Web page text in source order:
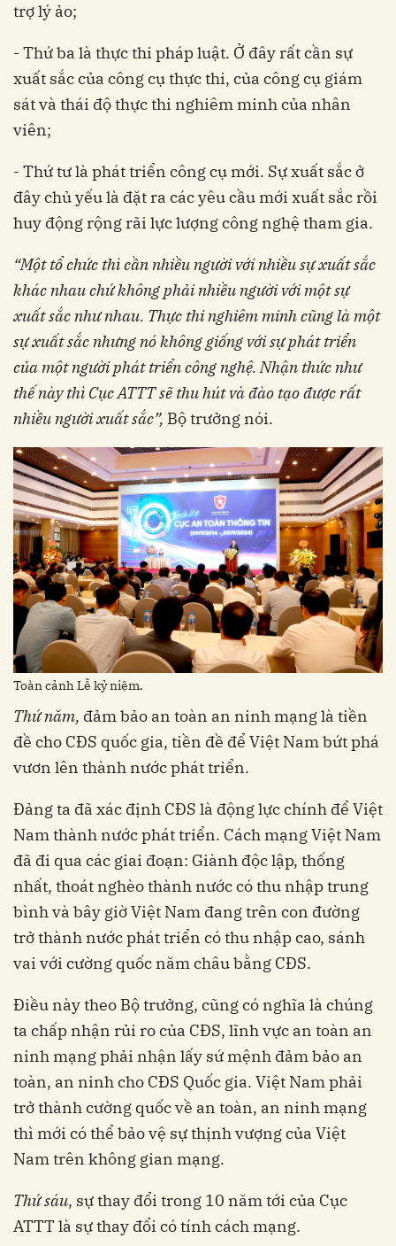
trợ lý ảo;
- Thứ ba là thực thi pháp luật. Ở đây rất cần sự
xuất sắc của công cụ thực thi, của công cụ giám
sát và thái độ thực thi nghiêm minh của nhân
viên;
- Thứ tư là phát triển công cụ mới. Sự xuất sắc ở
đây chủ yếu là đặt ra các yêu cầu mới xuất sắc rồi
huy động rộng rãi lực lượng công nghệ tham gia.
“Một tổ chức thì cần nhiều người với nhiều sự xuất sắc
khác nhau chứ không phải nhiều người với một sự
xuất sắc như nhau. Thực thi nghiêm minh cũng là một
sự xuất sắc nhưng nó không giống với sự phát triển
của một người phát triển công nghệ. Nhận thức như
thế này thì Cục ATTT sẽ thu hút và đào tạo được rất
nhiều người xuất sắc”, Bộ trưởng nói.
Toàn cảnh Lễ kỷ niệm.
Thứ năm, đảm bảo an toàn an ninh mạng là tiền
đề cho CĐS quốc gia, tiền đề để Việt Nam bứt phá
vươn lên thành nước phát triển.
Đảng ta đã xác định CĐS là động lực chính để Việt
Nam thành nước phát triển. Cách mạng Việt Nam
đã đi qua các giai đoạn: Giành độc lập, thống
nhất, thoát nghèo thành nước có thu nhập trung
bình và bây giờ Việt Nam đang trên con đường
trở thành nước phát triển có thu nhập cao, sánh
vai với cường quốc năm châu bằng CĐS.
Điều này theo Bộ trưởng, cũng có nghĩa là chúng
ta chấp nhận rủi ro của CĐS, lĩnh vực an toàn an
ninh mạng phải nhận lấy sứ mệnh đảm bảo an
toàn, an ninh cho CĐS Quốc gia. Việt Nam phải
trở thành cường quốc về an toàn, an ninh mạng
thì mới có thể bảo vệ sự thịnh vượng của Việt
Nam trên không gian mạng.
Thứ sáu, sự thay đổi trong 10 năm tới của Cục
ATTT là sự thay đổi có tính cách mạng.